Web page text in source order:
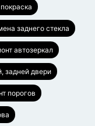
заднего стекла
автозеркал
задней двери
порогов